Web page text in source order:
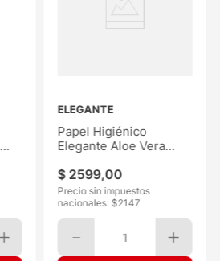
ELEGANTE
Papel Higiénico
Elegante Aloe Vera
$ 2599,00
Precio sin impuestos
nacionales: $2147
1